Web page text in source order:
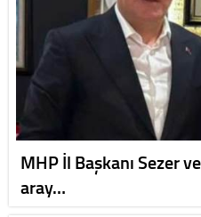
MHP İl Başkanı Sezer
aray…